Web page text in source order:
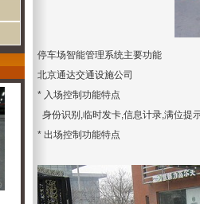
停车场智能管理系统主要功能
北京通达交通设施公司
* 入场控制功能特点
身份识别,临时发卡,信息计录,满位提
* 出场控制功能特点